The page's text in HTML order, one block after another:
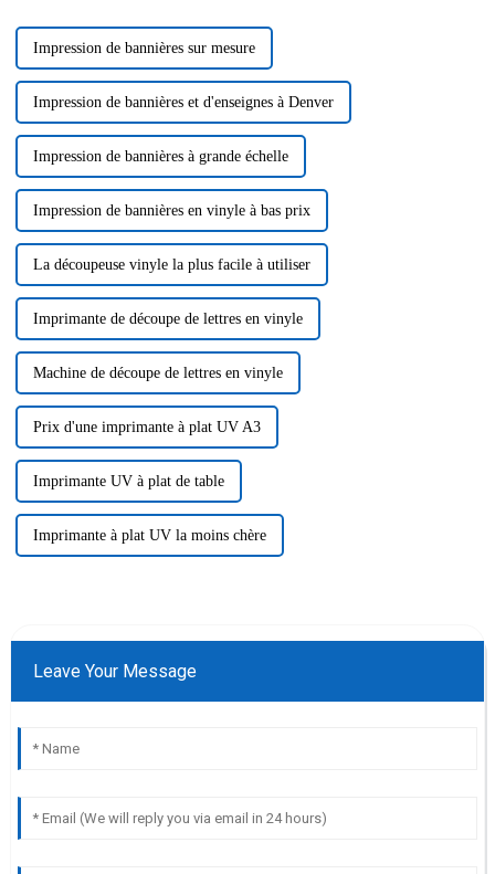
Impression de bannières sur mesure
Impression de bannières et d'enseignes à Denver
Impression de bannières à grande échelle
Impression de bannières en vinyle à bas prix
La découpeuse vinyle la plus facile à utiliser
Imprimante de découpe de lettres en vinyle
Machine de découpe de lettres en vinyle
Prix ​​d'une imprimante à plat UV A3
Imprimante UV à plat de table
Imprimante à plat UV la moins chère
Leave Your Message